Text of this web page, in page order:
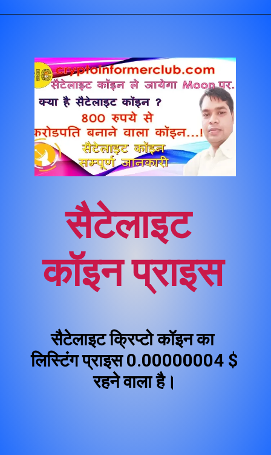
सैटेलाइट
कॉइन प्राइस
सैटेलाइट क्रिप्टो कॉइन का
लिस्टिंग प्राइस 0.00000004 $
रहने वाला है।